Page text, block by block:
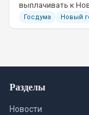
выплачивать к
Владимир
Госдума Новый
Разделы
Новости